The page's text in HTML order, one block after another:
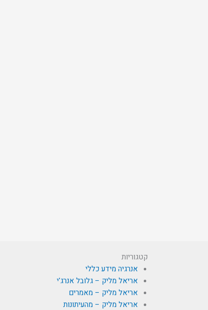
קטגוריות
אנרגיה מידע כללי
אריאל מליק – גלובל אנרג'י
אריאל מליק – מאמרים
אריאל מליק – מהעיתונות